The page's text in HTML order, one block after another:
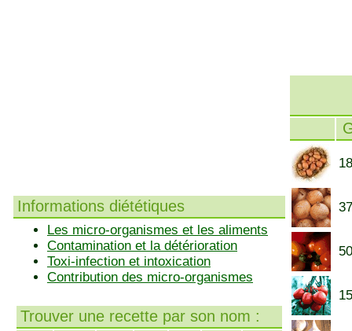
Informations diététiques
Les micro-organismes et les aliments
Contamination et la détérioration
Toxi-infection et intoxication
Contribution des micro-organismes
Trouver une recette par son nom :